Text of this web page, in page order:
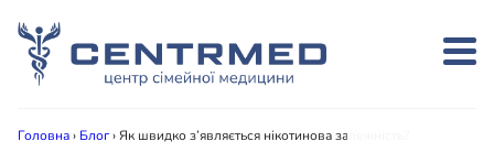
Головна› Блог›Як швидко з’являється нікотинова залежність?